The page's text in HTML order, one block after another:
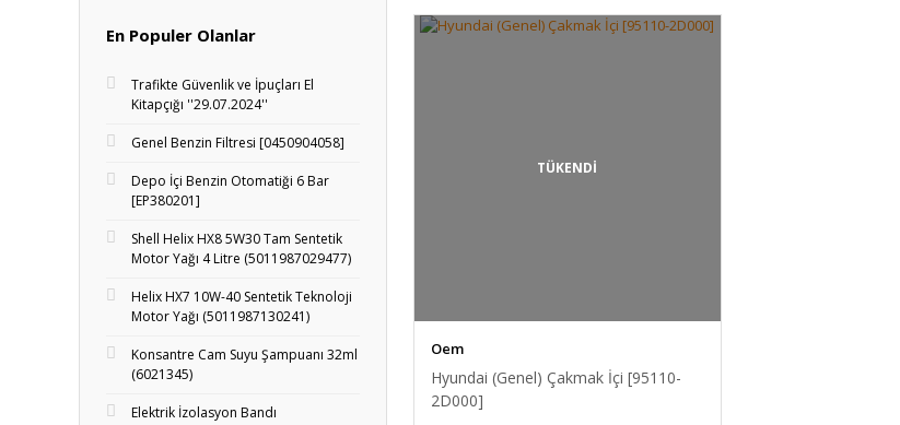
En Populer Olanlar
Trafikte Güvenlik ve İpuçları El
Kitapçığı ''29.07.2024''
Genel Benzin Filtresi [0450904058]
Depo İçi Benzin Otomatiği 6 Bar
[EP380201]
Shell Helix HX8 5W30 Tam Sentetik
Motor Yağı 4 Litre (5011987029477)
Helix HX7 10W-40 Sentetik Teknoloji
Motor Yağı (5011987130241)
Konsantre Cam Suyu Şampuanı 32ml
(6021345)
Elektrik İzolasyon Bandı
TÜKENDİ
Oem
Hyundai (Genel) Çakmak İçi [95110-
2D000]